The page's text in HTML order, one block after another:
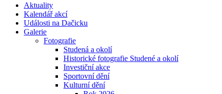
Aktuality
Kalendář akcí
Události na Dačicku
Galerie
Fotografie
Studená a okolí
Historické fotografie Studené a okolí
Investiční akce
Sportovní dění
Kulturní dění